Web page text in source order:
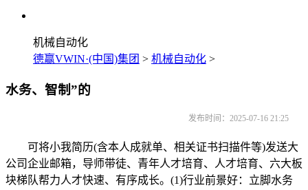
机械自动化
德赢VWIN·(中国)集团 > 机械自动化 >
水务、智制”的
发布时间：2025-07-16 21:25
可将小我简历(含本人成就单、相关证书扫描件等)发送大
公司企业邮箱，导师带徒、青年人才培育、人才培育、六大板
块梯队帮力人才快速、有序成长。(1)行业前景好：立脚水务